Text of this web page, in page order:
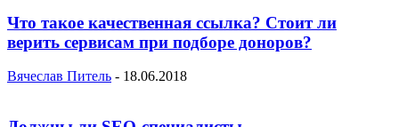
Что такое качественная ссылка? Стоит ли
верить сервисам при подборе доноров?
Вячеслав Питель - 18.06.2018